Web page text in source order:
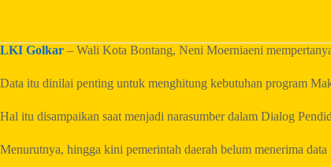
LKI Golkar – Wali Kota Bontang, Neni Moerniaeni
Data itu dinilai penting untuk menghitung kebutuhan program
Hal itu disampaikan saat menjadi narasumber dalam Dialog
Menurutnya, hingga kini pemerintah daerah belum menerima